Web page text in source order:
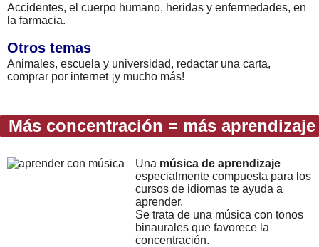
Accidentes, el cuerpo humano, heridas y enfermedades, en
la farmacia.
Otros temas
Animales, escuela y universidad, redactar una carta,
comprar por internet ¡y mucho más!
Más concentración = más aprendizaje
Una música de aprendizaje
especialmente compuesta para los
cursos de idiomas te ayuda a
aprender.
Se trata de una música con tonos
binaurales que favorece la
concentración.